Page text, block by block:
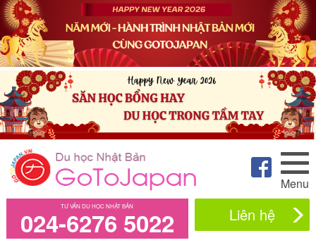
Menu
TƯ VẤN DU HỌC NHẬT BẢN
024-6276 5022 Liên hệ